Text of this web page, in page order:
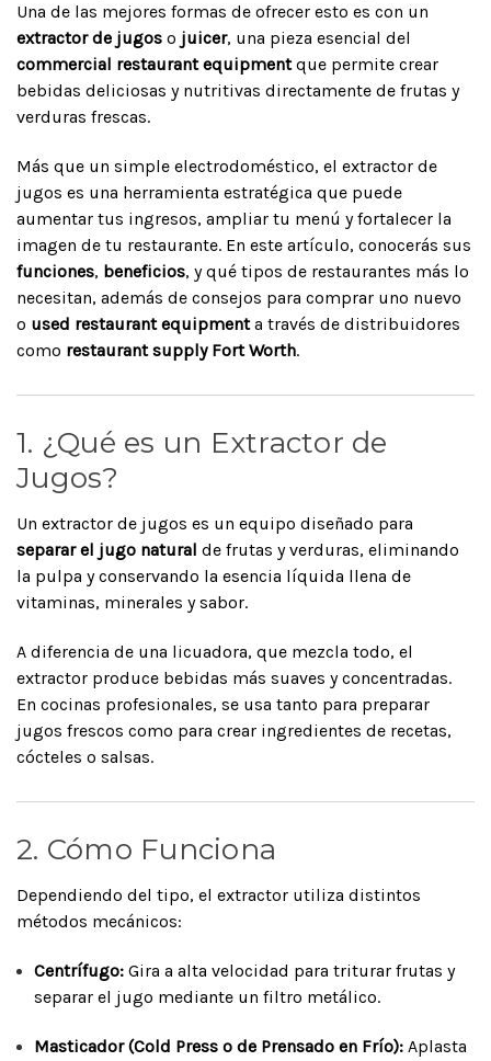
Una de las mejores formas de ofrecer esto es con un
extractor de jugos o juicer, una pieza esencial del
commercial restaurant equipmentque permite crear
bebidas deliciosas y nutritivas directamente de frutas y
verduras frescas.
Más que un simple electrodoméstico, el extractor de
jugos es una herramienta estratégica que puede
aumentar tus ingresos, ampliar tu menú y fortalecer la
imagen de tu restaurante. En este artículo, conocerás sus
funciones, beneficios, y qué tipos de restaurantes más lo
necesitan, además de consejos para comprar uno nuevo
o used restaurant equipmenta través de distribuidores
como restaurant supply Fort Worth.
1. ¿Qué es un Extractor de
Jugos?
Un extractor de jugos es un equipo diseñado para
separar el jugo natural de frutas y verduras, eliminando
la pulpa y conservando la esencia líquida llena de
vitaminas, minerales y sabor.
A diferencia de una licuadora, que mezcla todo, el
extractor produce bebidas más suaves y concentradas.
En cocinas profesionales, se usa tanto para preparar
jugos frescos como para crear ingredientes de recetas,
cócteles o salsas.
2. Cómo Funciona
Dependiendo del tipo, el extractor utiliza distintos
métodos mecánicos:
Centrífugo: Gira a alta velocidad para triturar frutas y
separar el jugo mediante un filtro metálico.
Masticador (Cold Press o de Prensado en Frío): Aplasta